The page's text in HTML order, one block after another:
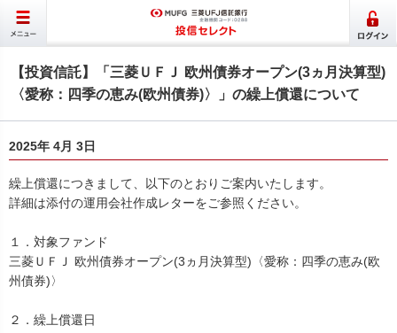
【投資信託】「三菱ＵＦＪ 欧州債券オープン(3ヵ月決算型)
〈愛称：四季の恵み(欧州債券)〉」の繰上償還について
2025年 4月 3日
繰上償還につきまして、以下のとおりご案内いたします。
詳細は添付の運用会社作成レターをご参照ください。
１．対象ファンド
三菱ＵＦＪ 欧州債券オープン(3ヵ月決算型)〈愛称：四季の恵み(欧
州債券)〉
２．繰上償還日